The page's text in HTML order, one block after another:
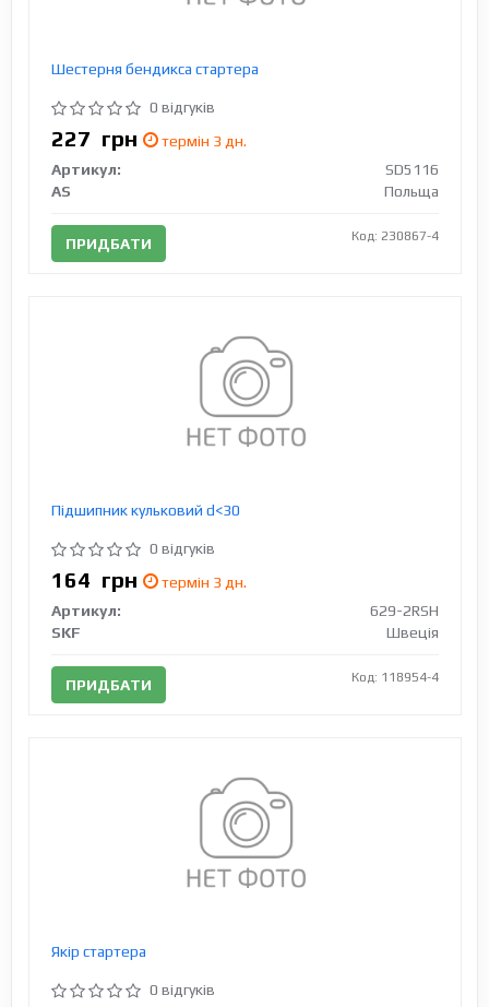
Шестерня бендикса стартера
0 відгуків
227 грн
термін 3 дн.
Артикул:
SD5116
AS
Польща
ПРИДБАТИ Код: 230867-4
Підшипник кульковий d<30
0 відгуків
164 грн
термін 3 дн.
Артикул:
629-2RSH
SKF
Швеція
ПРИДБАТИ Код: 118954-4
Якір стартера
0 відгуків